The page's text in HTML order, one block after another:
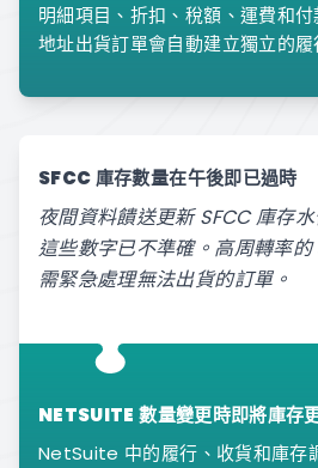
明細項目、折扣、稅額、運費和
地址出貨訂單會自動建立獨立的履
SFCC 庫存數量在午後即已過時
夜間資料饋送更新 SFCC 庫存
這些數字已不準確。高周轉率
需緊急處理無法出貨的訂單。
NETSUITE 數量變更時即將庫存
NetSuite 中的履行、收貨和庫存